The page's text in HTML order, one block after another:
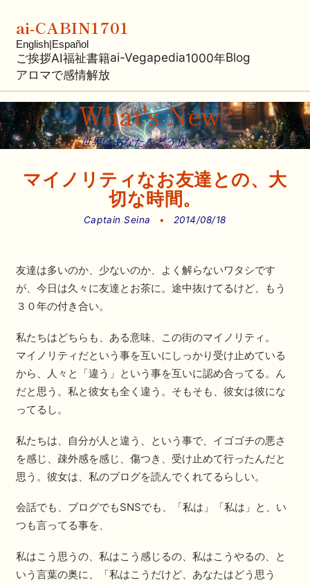
ai-CABIN1701
English|Español
ご挨拶AI福祉書籍ai-Vegapedia1000年Blog
アロマで感情解放
What's New?
世界はあなたをどう扱ってる？
マイノリティなお友達との、大
切な時間。
Captain Seina • 2014/08/18
友達は多いのか、少ないのか、よく解らないワタシです
が、今日は久々に友達とお茶に。途中抜けてるけど、もう
３０年の付き合い。
私たちはどちらも、ある意味、この街のマイノリティ。
マイノリティだという事を互いにしっかり受け止めている
から、人々と「違う」という事を互いに認め合ってる。ん
だと思う。私と彼女も全く違う。そもそも、彼女は彼にな
ってるし。
私たちは、自分が人と違う、という事で、イゴゴチの悪さ
を感じ、疎外感を感じ、傷つき、受け止めて行ったんだと
思う。彼女は、私のブログを読んでくれてるらしい。
会話でも、ブログでもSNSでも、「私は」「私は」と、い
つも言ってる事を、
私はこう思うの、私はこう感じるの、私はこうやるの、と
いう言葉の奥に、「私はこうだけど、あなたはどう思う